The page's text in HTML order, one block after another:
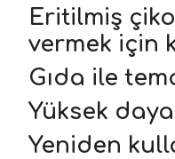
Eritilmiş
vermek için
Gıda ile
Yüksek
Yeniden